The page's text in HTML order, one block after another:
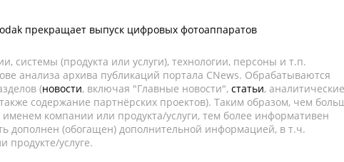
прекращает выпуск цифровых фотоаппаратов
системы (продукта или услуги), технологии, персоны и т.п.
анализа архива публикаций портала CNews. Обрабатываются
(новости, включая "Главные новости", статьи, аналитические
содержание партнёрских проектов). Таким образом, чем
компании или продукта/услуги, тем более информативен
дополнен (обогащен) дополнительной информацией, в т.ч.
продукте/услуге.